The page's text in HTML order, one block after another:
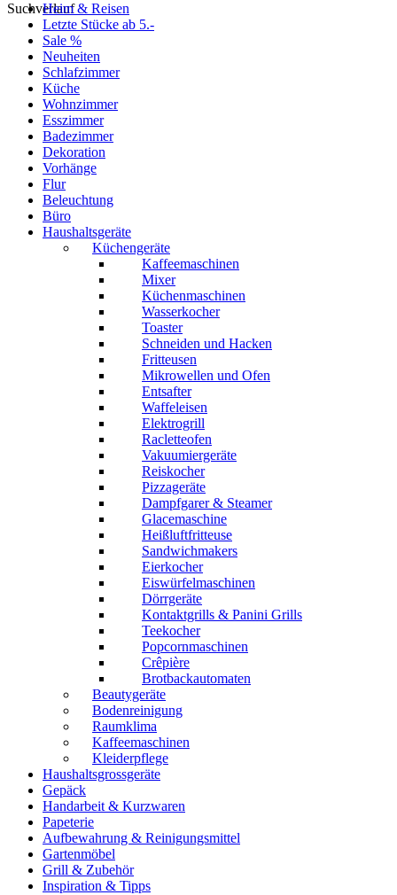
SuchverlaufHeim & Reisen
Letzte Stücke ab 5.-
Sale %
Neuheiten
Schlafzimmer
Küche
Wohnzimmer
Esszimmer
Badezimmer
Dekoration
Vorhänge
Flur
Beleuchtung
Büro
Haushaltsgeräte
Küchengeräte
Kaffeemaschinen
Mixer
Küchenmaschinen
Wasserkocher
Toaster
Schneiden und Hacken
Fritteusen
Mikrowellen und Ofen
Entsafter
Waffeleisen
Elektrogrill
Racletteofen
Vakuumiergeräte
Reiskocher
Pizzageräte
Dampfgarer & Steamer
Glacemaschine
Heißluftfritteuse
Sandwichmakers
Eierkocher
Eiswürfelmaschinen
Dörrgeräte
Kontaktgrills & Panini Grills
Teekocher
Popcornmaschinen
Crêpière
Brotbackautomaten
Beautygeräte
Bodenreinigung
Raumklima
Kaffeemaschinen
Kleiderpflege
Haushaltsgrossgeräte
Gepäck
Handarbeit & Kurzwaren
Papeterie
Aufbewahrung & Reinigungsmittel
Gartenmöbel
Grill & Zubehör
Inspiration & Tipps